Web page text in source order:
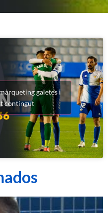
galetes i
contingut